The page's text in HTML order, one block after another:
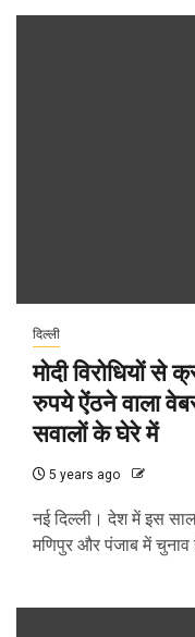
दिल्ली
मोदी विरोधियों से
रुपये ऐंठने वाला
सवालों के घेरे में
5 years ago
नई दिल्ली। देश में इस
मणिपुर और पंजाब में चुनाव